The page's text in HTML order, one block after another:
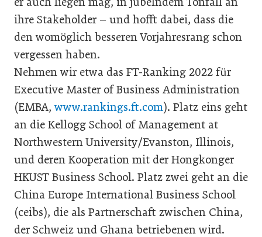
ihre Stakeholder – und hofft dabei, dass die
den womöglich besseren Vorjahresrang schon
vergessen haben.
Nehmen wir etwa das FT-Ranking 2022 für
Executive Master of Business Administration
(EMBA,www.rankings.ft.com). Platz eins geht
an die Kellogg School of Management at
Northwestern University/Evanston, Illinois,
und deren Kooperation mit der Hongkonger
HKUST Business School. Platz zwei geht an die
China Europe International Business School
(ceibs), die als Partnerschaft zwischen China,
der Schweiz und Ghana betriebenen wird.